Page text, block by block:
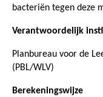
bacteriën tegen deze
Verantwoordelijk
Planbureau voor de
(PBL/WLV)
Berekeningswijze